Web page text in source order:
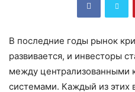
В последние годы рынок
развивается, и инвесторы
между централизованными
системами. Каждый из этих